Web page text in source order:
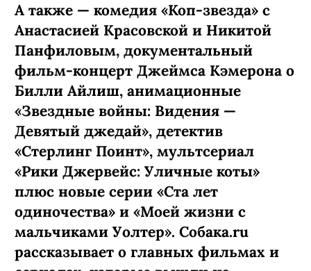
А также — комедия «Коп-звезда» с
Анастасией Красовской и Никитой
Панфиловым, документальный
фильм-концерт Джеймса Кэмерона о
Билли Айлиш, анимационные
«Звездные войны: Видения —
Девятый джедай», детектив
«Стерлинг Поинт», мультсериал
«Рики Джервейс: Уличные коты»
плюс новые серии «Ста лет
одиночества» и «Моей жизни с
мальчиками Уолтер». Собака.ru
рассказывает о главных фильмах и